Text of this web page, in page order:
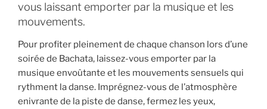
vous laissant emporter par la musique et les
mouvements.
Pour profiter pleinement de chaque chanson lors d’une
soirée de Bachata, laissez-vous emporter par la
musique envoûtante et les mouvements sensuels qui
rythment la danse. Imprégnez-vous de l’atmosphère
enivrante de la piste de danse, fermez les yeux,